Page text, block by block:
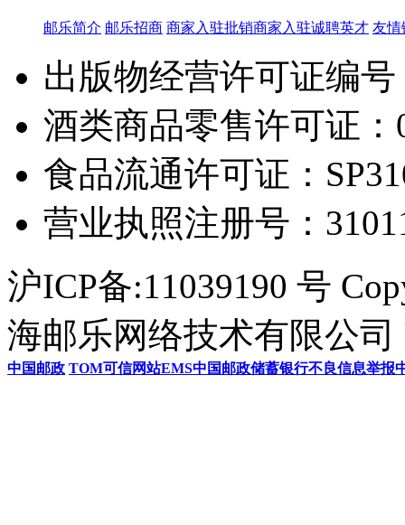
邮乐简介 邮乐招商 商家入驻批销商家入驻诚聘英才 友情
出版物经营许可证编
酒类商品零售许可证：
食品流通许可证：
营业执照注册号：
沪ICP备:11039190 号
海邮乐网络技术有限公司
中国邮政 TOM可信网站EMS中国邮政储蓄银行不良信息举报